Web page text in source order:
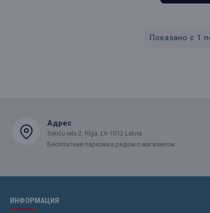
Показано с 1
Адрес
Senču iela 2, Rīga, LV-1012 Latvia
Бесплатная парковка рядом с магазином.
ИНФОРМАЦИЯ